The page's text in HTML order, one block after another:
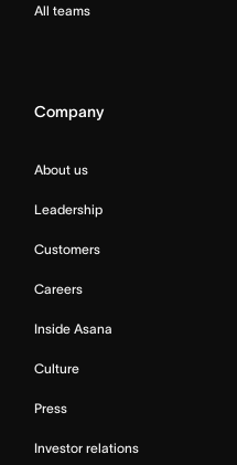
All teams
Company
About us
Leadership
Customers
Careers
Inside Asana
Culture
Press
Investor relations